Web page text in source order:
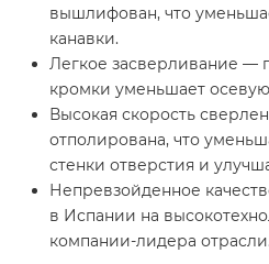
вышлифован, что
канавки.
Легкое засверливание —
кромки уменьшает
Высокая скорость
отполирована, что
стенки отверстия и
Непревзойденное
в Испании на
компании-лидера отрасли.